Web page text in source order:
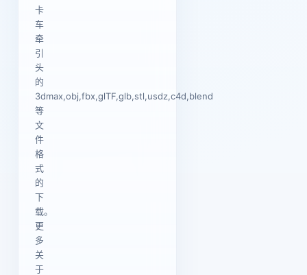
卡
车
牵
引
头
的
3dmax,obj,fbx,glTF,glb,stl,usdz,c4d,blend
等
文
件
格
式
的
下
载。
更
多
关
于